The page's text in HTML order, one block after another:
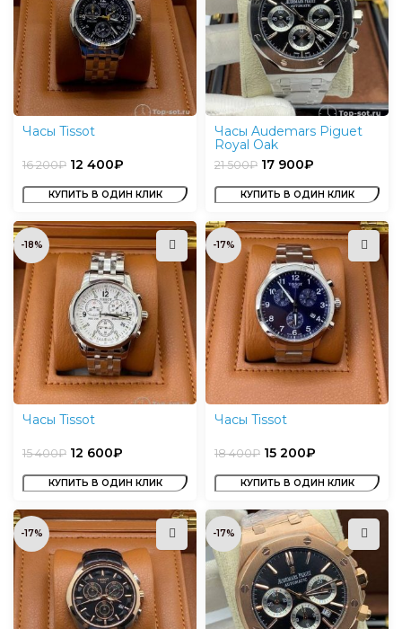
Часы Tissot
16 200₽ 12 400₽
КУПИТЬ В ОДИН КЛИК
Часы Audemars Piguet
Royal Oak
21 500₽ 17 900₽
КУПИТЬ В ОДИН КЛИК
-18%
Часы Tissot
15 400₽ 12 600₽
КУПИТЬ В ОДИН КЛИК
-17%
Часы Tissot
18 400₽ 15 200₽
КУПИТЬ В ОДИН КЛИК
-17% -17%